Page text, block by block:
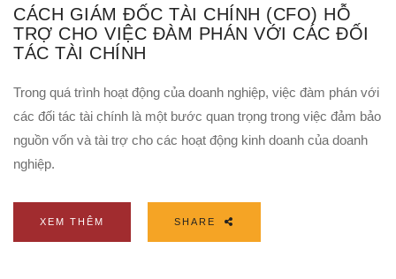
CÁCH GIÁM ĐỐC TÀI CHÍNH (CFO) HỖ
TRỢ CHO VIỆC ĐÀM PHÁN VỚI CÁC ĐỐI
TÁC TÀI CHÍNH
Trong quá trình hoạt động của doanh nghiệp, việc đàm phán với
các đối tác tài chính là một bước quan trọng trong việc đảm bảo
nguồn vốn và tài trợ cho các hoạt động kinh doanh của doanh
nghiệp.
XEM THÊM SHARE